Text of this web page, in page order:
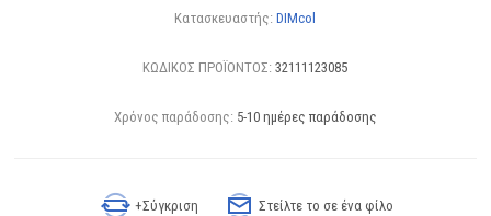
Κατασκευαστής: DIMcol
ΚΩΔΙΚΟΣ ΠΡΟΪΟΝΤΟΣ: 32111123085
Χρόνος παράδοσης: 5-10 ημέρες παράδοσης
+Σύγκριση Στείλτε το σε ένα φίλο